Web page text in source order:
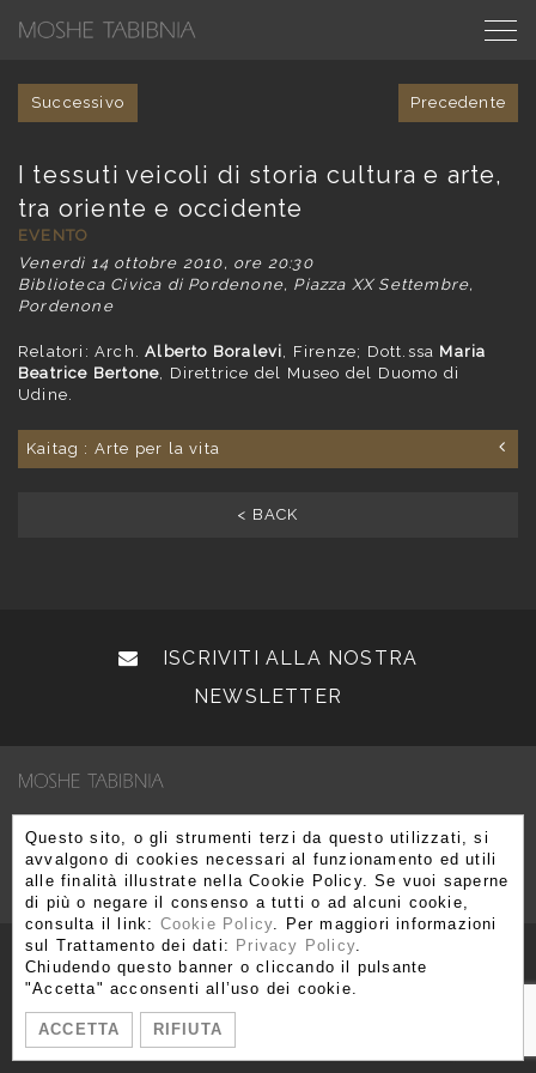
Successivo Precedente
I tessuti veicoli di storia cultura e arte,
tra oriente e occidente
EVENTO
Venerdì 14 ottobre 2010, ore 20:30
Biblioteca Civica di Pordenone, Piazza XX Settembre,
Pordenone
Relatori: Arch.Alberto Boralevi, Firenze; Dott.ssa Maria
Beatrice Bertone, Direttrice del Museo del Duomo di
Udine.
Kaitag : Arte per la vita
< BACK
ISCRIVITI ALLA NOSTRA
NEWSLETTER
Via Brera 3, 20121 Milano
T. +39 02 80 51 545 - 02 86 99 12 59 F. +39 02 80 51 549
info@moshetabibnia.com
P.IVA 03722970963
Questo sito, o gli strumenti terzi da questo utilizzati, si
avvalgono di cookies necessari al funzionamento ed utili
alle finalità illustrate nella Cookie Policy. Se vuoi saperne
di più o negare il consenso a tutti o ad alcuni cookie,
consulta il link: Cookie Policy. Per maggiori informazioni
sul Trattamento dei dati: Privacy Policy.
Chiudendo questo banner o cliccando il pulsante
"Accetta" acconsenti all’uso dei cookie.
ACCETTA RIFIUTA